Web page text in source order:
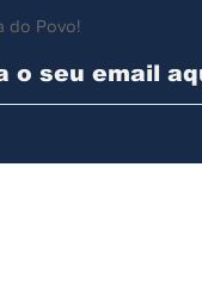
do Povo!